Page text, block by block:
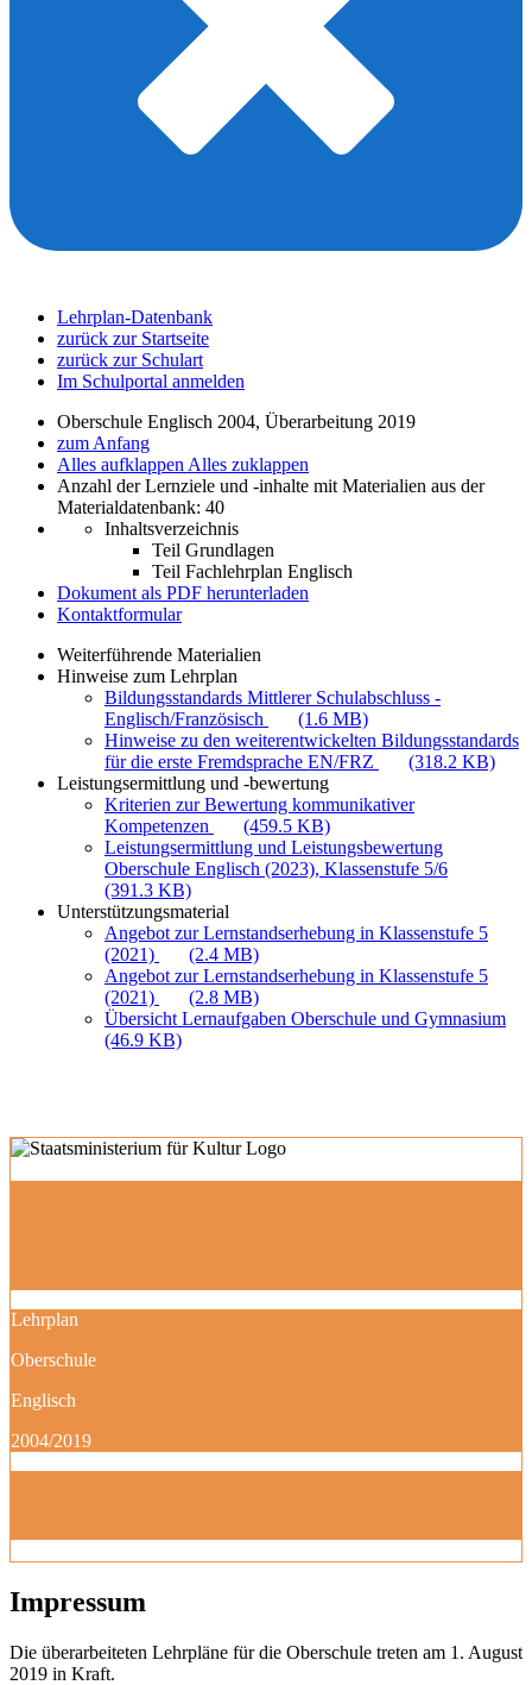
Lehrplan-Datenbank
zurück zur Startseite
zurück zur Schulart
Im Schulportal anmelden
Oberschule Englisch 2004, Überarbeitung 2019
zum Anfang
Alles aufklappen Alles zuklappen
Anzahl der Lernziele und -inhalte mit Materialien aus der
Materialdatenbank: 40
Inhaltsverzeichnis
Teil Grundlagen
Teil Fachlehrplan Englisch
Dokument als PDF herunterladen
Kontaktformular
Weiterführende Materialien
Hinweise zum Lehrplan
Bildungsstandards Mittlerer Schulabschluss -
Englisch/Französisch
(1.6 MB)
Hinweise zu den weiterentwickelten Bildungsstandards
für die erste Fremdsprache EN/FRZ
(318.2 KB)
Leistungsermittlung und -bewertung
Kriterien zur Bewertung kommunikativer
Kompetenzen
(459.5 KB)
Leistungsermittlung und Leistungsbewertung
Oberschule Englisch (2023), Klassenstufe 5/6
(391.3 KB)
Unterstützungsmaterial
Angebot zur Lernstandserhebung in Klassenstufe 5
(2021)
(2.4 MB)
Angebot zur Lernstandserhebung in Klassenstufe 5
(2021)
(2.8 MB)
Übersicht Lernaufgaben Oberschule und Gymnasium
(46.9 KB)
Lehrplan
Oberschule
Englisch
2004/2019
Impressum
Die überarbeiteten Lehrpläne für die Oberschule treten am 1. August
2019 in Kraft.